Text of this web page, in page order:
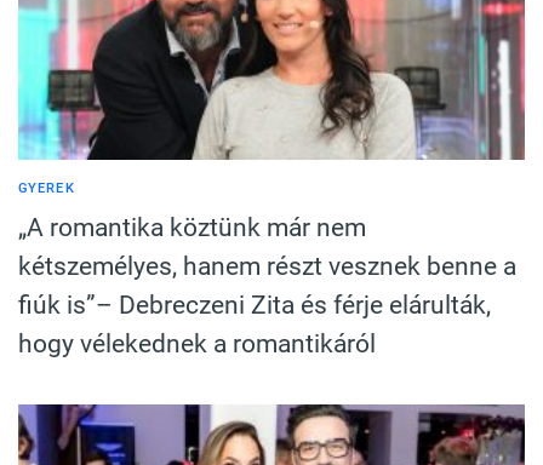
GYEREK
„A romantika köztünk már nem
kétszemélyes, hanem részt vesznek benne a
fiúk is”– Debreczeni Zita és férje elárulták,
hogy vélekednek a romantikáról